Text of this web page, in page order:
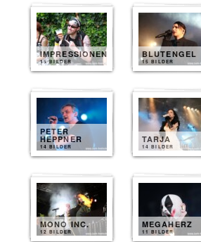
IMPRESSIONEN
15 BILDER
BLUTENGEL
15 BILDER
PETER
HEPPNER
14 BILDER
TARJA
14 BILDER
MONO INC.
12 BILDER
MEGAHERZ
11 BILDER